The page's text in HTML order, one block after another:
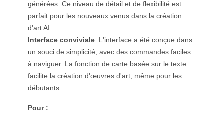
générées. Ce niveau de détail et de flexibilité est
parfait pour les nouveaux venus dans la création
d'art AI.
Interface conviviale: L'interface a été conçue dans
un souci de simplicité, avec des commandes faciles
à naviguer. La fonction de carte basée sur le texte
facilite la création d'œuvres d'art, même pour les
débutants.
Pour :